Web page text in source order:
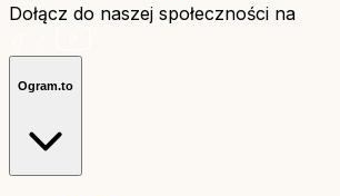
Dołącz do naszej społeczności na
Ogram.to